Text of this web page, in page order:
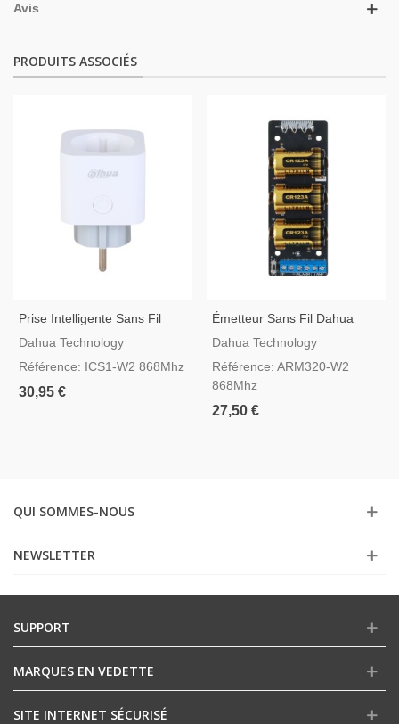
Avis
PRODUITS ASSOCIÉS
Prise Intelligente Sans Fil
Dahua AirShield ICS1-W2
Dahua Technology
Référence: ICS1-W2 868Mhz
30,95 €
Émetteur Sans Fil Dahua
AirShield ARM320-W2
Dahua Technology
Référence: ARM320-W2
868Mhz
27,50 €
QUI SOMMES-NOUS
NEWSLETTER
SUPPORT
MARQUES EN VEDETTE
SITE INTERNET SÉCURISÉ